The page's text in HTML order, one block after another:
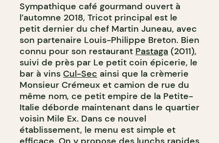
Sympathique café gourmand ouvert à
l’automne 2018, Tricot principal est le
petit dernier du chef Martin Juneau, avec
son partenaire Louis-Philippe Breton. Bien
connu pour son restaurant Pastaga (2011),
suivi de près par Le petit coin épicerie, le
bar à vins Cul-Sec ainsi que la crèmerie
Monsieur Crémeux et camion de rue du
même nom, ce petit empire de la Petite-
Italie déborde maintenant dans le quartier
voisin Mile Ex. Dans ce nouvel
établissement, le menu est simple et